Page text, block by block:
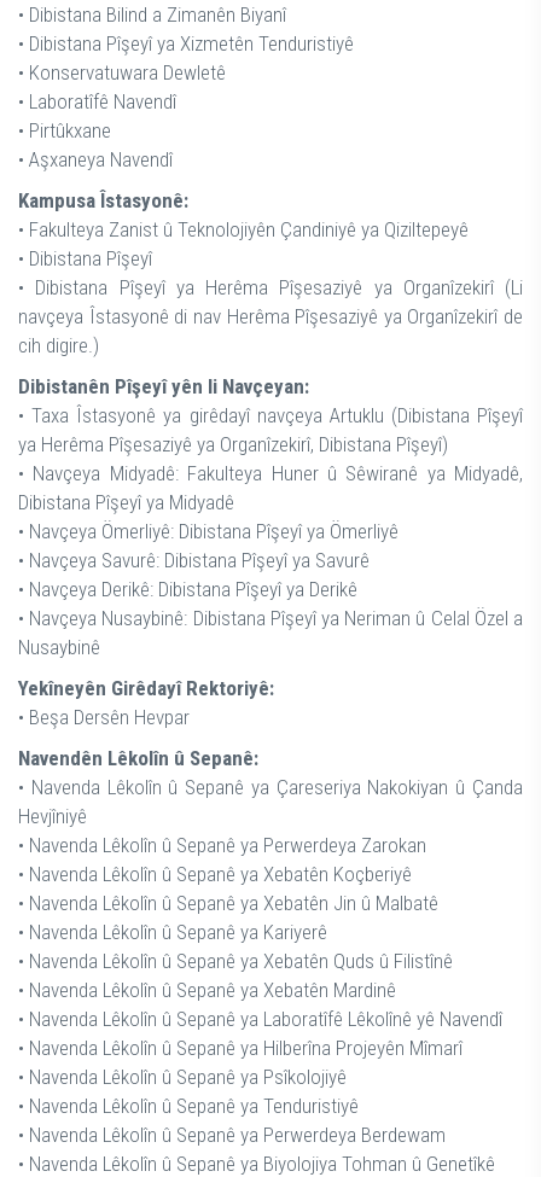
• Dibistana Bilind a Zimanên Biyanî
• Dibistana Pîşeyî ya Xizmetên Tenduristiyê
• Konservatuwara Dewletê
• Laboratîfê Navendî
• Pirtûkxane
• Aşxaneya Navendî
Kampusa Îstasyonê:
• Fakulteya Zanist û Teknolojiyên Çandiniyê ya Qiziltepeyê
• Dibistana Pîşeyî
• Dibistana Pîşeyî ya Herêma Pîşesaziyê ya Organîzekirî (Li
navçeya Îstasyonê di nav Herêma Pîşesaziyê ya Organîzekirî de
cih digire.)
Dibistanên Pîşeyî yên li Navçeyan:
• Taxa Îstasyonê ya girêdayî navçeya Artuklu (Dibistana Pîşeyî
ya Herêma Pîşesaziyê ya Organîzekirî, Dibistana Pîşeyî)
• Navçeya Midyadê: Fakulteya Huner û Sêwiranê ya Midyadê,
Dibistana Pîşeyî ya Midyadê
• Navçeya Ömerliyê: Dibistana Pîşeyî ya Ömerliyê
• Navçeya Savurê: Dibistana Pîşeyî ya Savurê
• Navçeya Derikê: Dibistana Pîşeyî ya Derikê
• Navçeya Nusaybinê: Dibistana Pîşeyî ya Neriman û Celal Özel a
Nusaybinê
Yekîneyên Girêdayî Rektoriyê:
• Beşa Dersên Hevpar
Navendên Lêkolîn û Sepanê:
• Navenda Lêkolîn û Sepanê ya Çareseriya Nakokiyan û Çanda
Hevjîniyê
• Navenda Lêkolîn û Sepanê ya Perwerdeya Zarokan
• Navenda Lêkolîn û Sepanê ya Xebatên Koçberiyê
• Navenda Lêkolîn û Sepanê ya Xebatên Jin û Malbatê
• Navenda Lêkolîn û Sepanê ya Kariyerê
• Navenda Lêkolîn û Sepanê ya Xebatên Quds û Filistînê
• Navenda Lêkolîn û Sepanê ya Xebatên Mardinê
• Navenda Lêkolîn û Sepanê ya Laboratîfê Lêkolînê yê Navendî
• Navenda Lêkolîn û Sepanê ya Hilberîna Projeyên Mîmarî
• Navenda Lêkolîn û Sepanê ya Psîkolojiyê
• Navenda Lêkolîn û Sepanê ya Tenduristiyê
• Navenda Lêkolîn û Sepanê ya Perwerdeya Berdewam
• Navenda Lêkolîn û Sepanê ya Biyolojiya Tohman û Genetîkê